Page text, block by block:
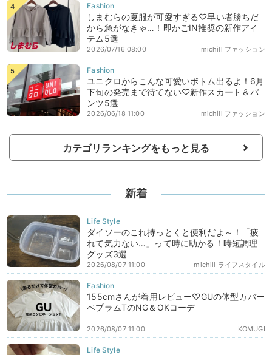
しまむらの夏服が可愛すぎる♡早い者勝ちだ
から急がなきゃ…！即かごIN推奨の新作アイ
テム5選
michill ファッション
2026/07/16 08:00
ユニクロからこんな可愛いボトム出るよ！6月
下旬の発売まで待てない♡新作スカート＆パ
ンツ5選
michill ファッション
2026/06/18 11:00
カテゴリランキングをもっと見る
新着
ダイソーのこれ持っとくと便利だよ～！「疲
れて気力ない…」って時に助かる！時短調理
グッズ3選
michill ライフスタイル
2026/08/07 11:00
155cmさんが着用レビュー♡GUの体型カバー
ペプラムTのNG＆OKコーデ
KOMUGI
2026/08/07 11:00